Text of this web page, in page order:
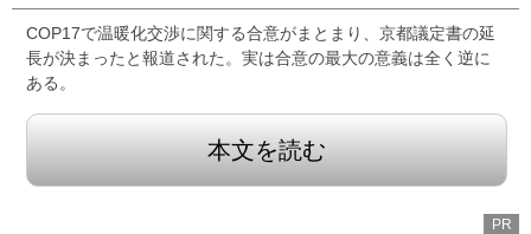
COP17で温暖化交渉に関する合意がまとまり、京都議定書の延
長が決まったと報道された。実は合意の最大の意義は全く逆に
ある。
本文を読む
PR